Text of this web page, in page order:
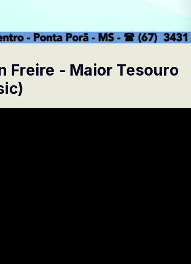
Freire - Maior Tesouro